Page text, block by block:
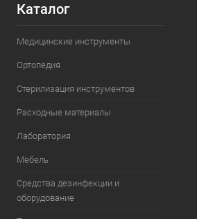
Каталог
Медицинские инструменты
Ортопедия
Стерилизация инструментов
Расходные материалы
Лаборатория
Мебель
Средства дезинфекции и
оборудование